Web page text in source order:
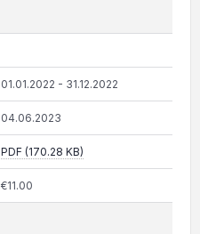
01.01.2022 - 31.12.2022
04.06.2023
PDF (170.28 KB)
€11.00